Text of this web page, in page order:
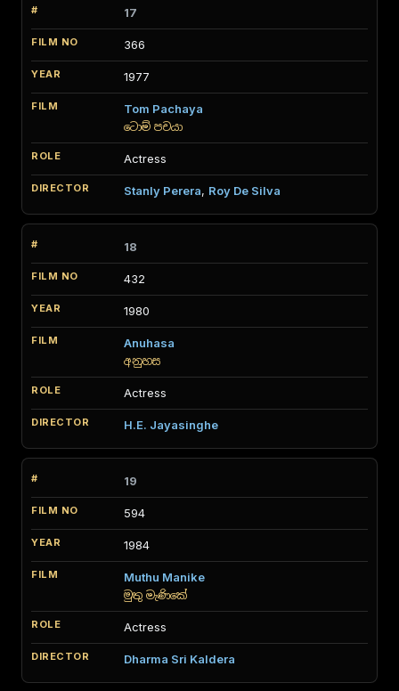
17
366
1977
Tom Pachaya
ටොම් පචයා
Actress
Stanly Perera, Roy De Silva
18
432
1980
Anuhasa
අනුහස
Actress
H.E. Jayasinghe
19
594
1984
Muthu Manike
මුතු මැණිකේ
Actress
Dharma Sri Kaldera